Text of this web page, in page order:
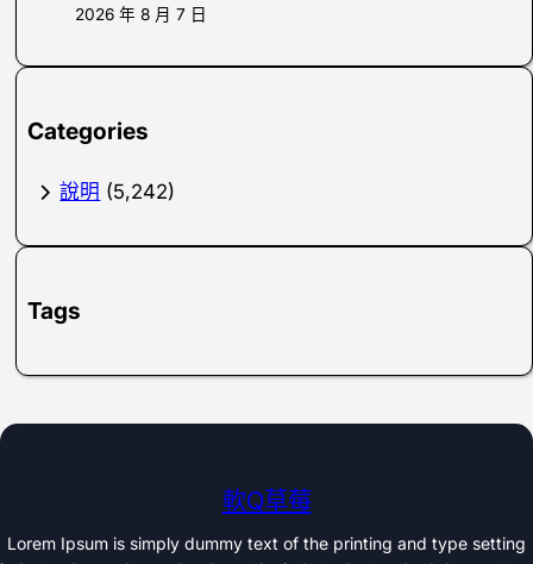
2026 年 8 月 7 日
Categories
說明 (5,242)
Tags
軟Q草莓
Lorem Ipsum is simply dummy text of the printing and type setting